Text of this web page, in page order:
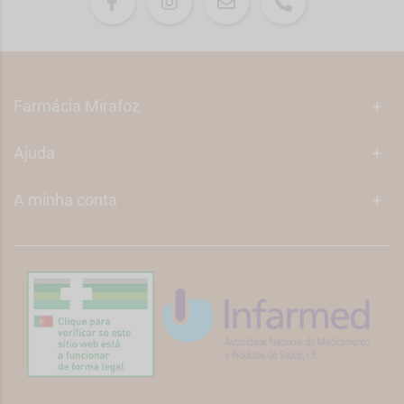
Farmácia Mirafoz +
Ajuda +
A minha conta +